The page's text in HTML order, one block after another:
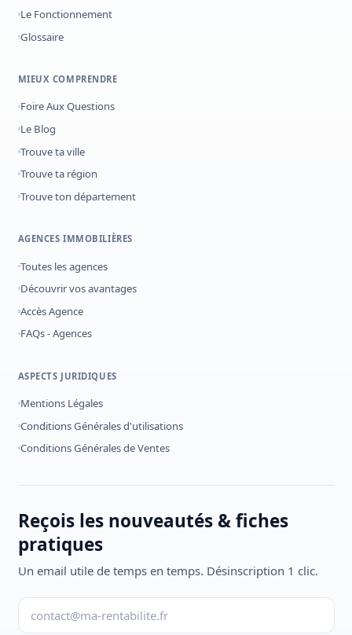
Le Fonctionnement
Glossaire
MIEUX COMPRENDRE
Foire Aux Questions
Le Blog
Trouve ta ville
Trouve ta région
Trouve ton département
AGENCES IMMOBILIÈRES
Toutes les agences
Découvrir vos avantages
Accès Agence
FAQs - Agences
ASPECTS JURIDIQUES
Mentions Légales
Conditions Générales d'utilisations
Conditions Générales de Ventes
Reçois les nouveautés & fiches
pratiques
Un email utile de temps en temps. Désinscription 1 clic.